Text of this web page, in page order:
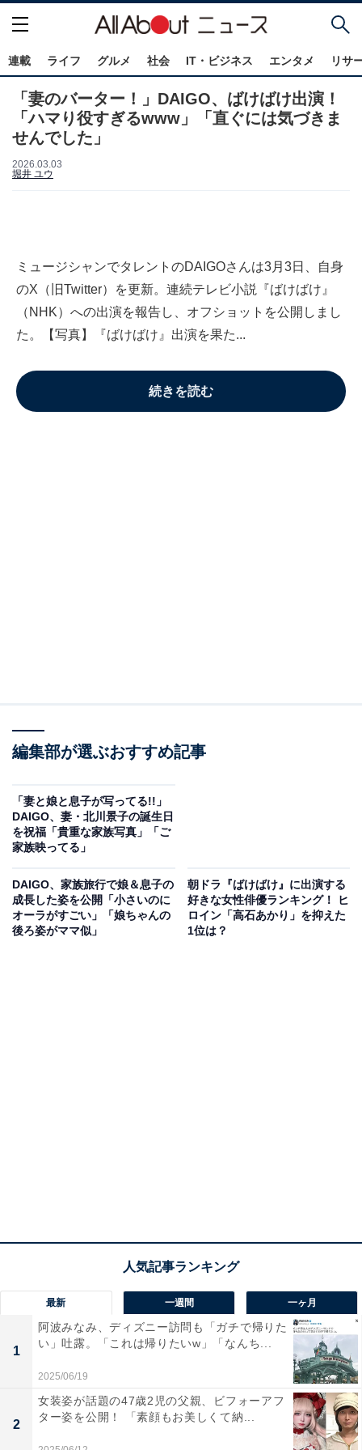
連載 ライフ グルメ 社会 IT・ビジネス エンタメ リサ
「妻のバーター！」DAIGO、ばけばけ出演！
「ハマり役すぎるwww」「直ぐには気づきま
せんでした」
2026.03.03
堀井 ユウ
ミュージシャンでタレントのDAIGOさんは3月3日、自身
のX（旧Twitter）を更新。連続テレビ小説『ばけばけ』
（NHK）への出演を報告し、オフショットを公開しまし
た。【写真】『ばけばけ』出演を果た...
続きを読む
編集部が選ぶおすすめ記事
「妻と娘と息子が写ってる!!」
DAIGO、妻・北川景子の誕生日
を祝福「貴重な家族写真」「ご
家族映ってる」
DAIGO、家族旅行で娘＆息子の
成長した姿を公開「小さいのに
オーラがすごい」「娘ちゃんの
後ろ姿がママ似」
朝ドラ『ばけばけ』に出演する
好きな女性俳優ランキング！ ヒ
ロイン「高石あかり」を抑えた
1位は？
最新 一週間 一ヶ月
1
阿波みなみ、ディズニー訪問も「ガチで帰りた
い」吐露。「これは帰りたいw」「なんち...
2025/06/19
2
女装姿が話題の47歳2児の父親、ビフォーアフ
ター姿を公開！ 「素顔もお美しくて納...